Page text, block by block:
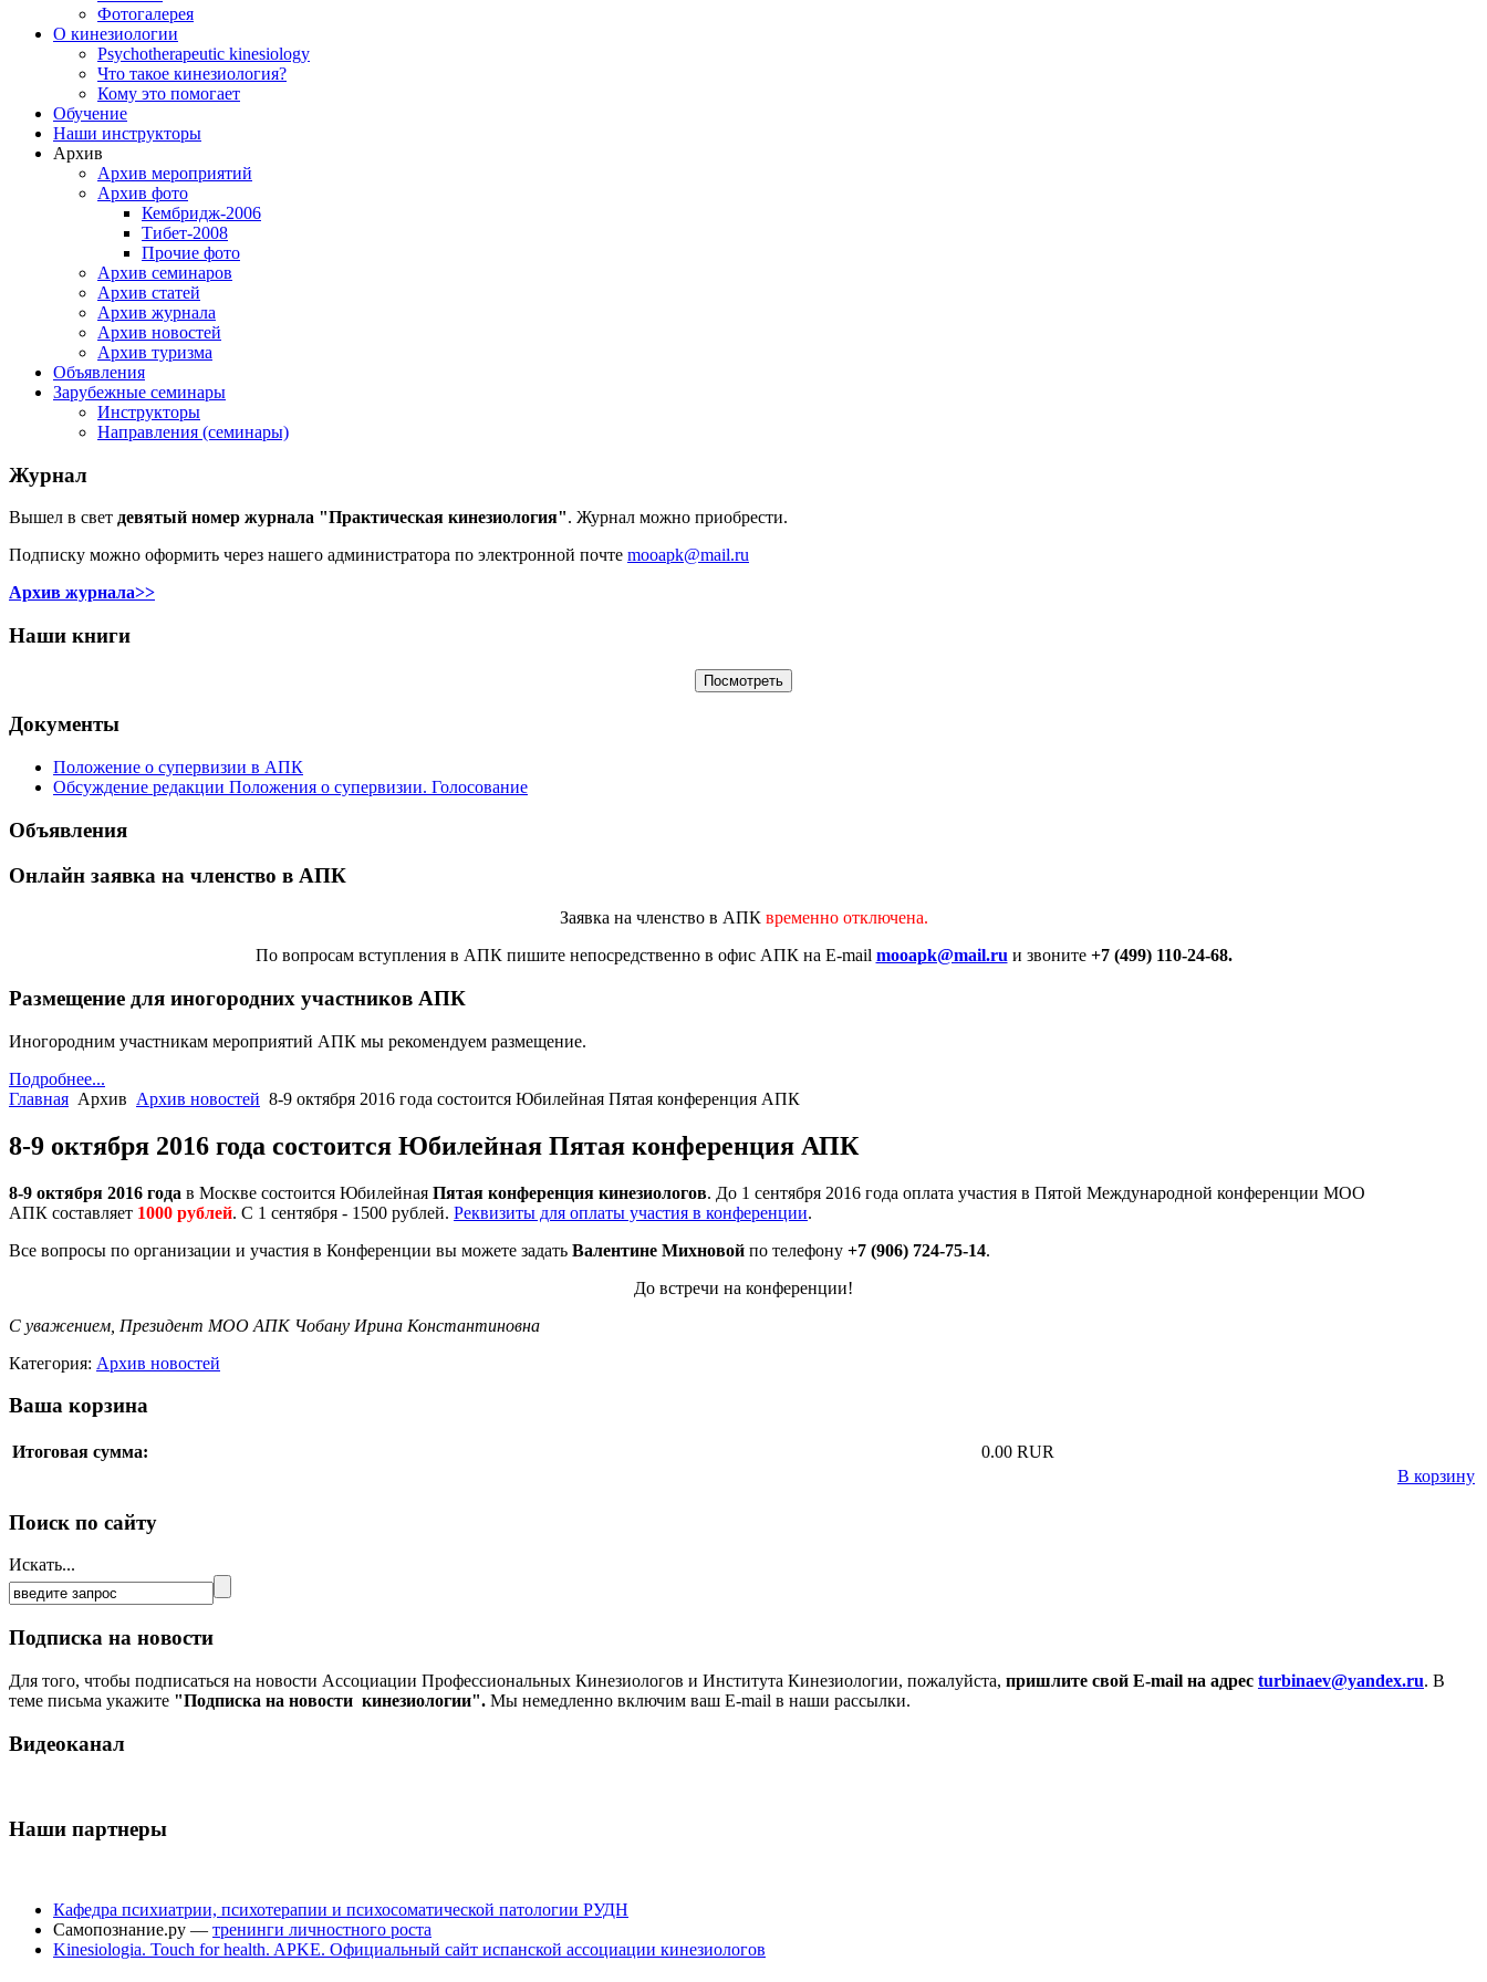
Фотогалерея
О кинезиологии
Psychotherapeutic kinesiology
Что такое кинезиология?
Кому это помогает
Обучение
Наши инструкторы
Архив
Архив мероприятий
Архив фото
Кембридж-2006
Тибет-2008
Прочие фото
Архив семинаров
Архив статей
Архив журнала
Архив новостей
Архив туризма
Объявления
Зарубежные семинары
Инструкторы
Направления (семинары)
Журнал
Вышел в свет девятый номер журнала "Практическая кинезиология". Журнал можно приобрести.
Подписку можно оформить через нашего администратора по электронной почте mooapk@mail.ru
Архив журнала>>
Наши книги
Документы
Положение о супервизии в АПК
Обсуждение редакции Положения о супервизии. Голосование
Объявления
Онлайн заявка на членство в АПК
Заявка на членство в АПК временно отключена.
По вопросам вступления в АПК пишите непосредственно в офис АПК на E-mail mooapk@mail.ru и звоните+7 (499) 110-24-68.
Размещение для иногородних участников АПК
Иногородним участникам мероприятий АПК мы рекомендуем размещение.
Подробнее...
Главная Архив Архив новостей 8-9 октября 2016 года состоится Юбилейная Пятая конференция АПК
8-9 октября 2016 года состоится Юбилейная Пятая конференция АПК
8-9 октября 2016 года в Москве состоится Юбилейная Пятая конференция кинезиологов. До 1 сентября 2016 года оплата участия в Пятой Международной конференции МОО
АПК составляет 1000 рублей. С 1 сентября - 1500 рублей. Реквизиты для оплаты участия в конференции.
Все вопросы по организации и участия в Конференции вы можете задать Валентине Михновой по телефону +7 (906) 724-75-14.
До встречи на конференции!
С уважением, Президент МОО АПК Чобану Ирина Константиновна
Категория: Архив новостей
Ваша корзина
Итоговая сумма:
0.00 RUR
В корзину
Поиск по сайту
Искать...
Подписка на новости
Для того, чтобы подписаться на новости Ассоциации Профессиональных Кинезиологов и Института Кинезиологии, пожалуйста, пришлите свой E-mail на адрес turbinaev@yandex.ru. В
теме письма укажите "Подписка на новости кинезиологии". Мы немедленно включим ваш E-mail в наши рассылки.
Видеоканал
Наши партнеры
Кафедра психиатрии, психотерапии и психосоматической патологии РУДН
Самопознание.ру — тренинги личностного роста
Kinesiologia. Touch for health. APKE. Официальный сайт испанской ассоциации кинезиологов